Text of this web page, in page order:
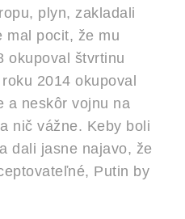
plyn, zakladali
mal pocit, že mu
okupoval štvrtinu
2014 okupoval
a neskôr vojnu na
nič vážne. Keby boli
dali jasne najavo, že
Putin by